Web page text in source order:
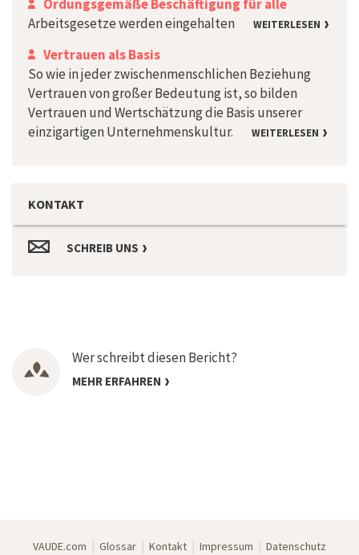
Ordungsgemäße Beschäftigung für alle
Arbeitsgesetze werden eingehalten
WEITERLESEN
Vertrauen als Basis
So wie in jeder zwischenmenschlichen Beziehung
Vertrauen von großer Bedeutung ist, so bilden
Vertrauen und Wertschätzung die Basis unserer
einzigartigen Unternehmenskultur.
WEITERLESEN
KONTAKT
SCHREIB UNS
Wer schreibt diesen Bericht?
MEHR ERFAHREN
VAUDE.com Glossar Kontakt Impressum Datenschutz